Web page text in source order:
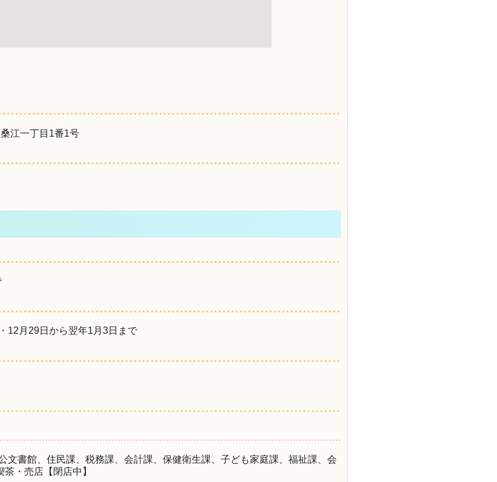
江一丁目1番1号
12月29日から翌年1月3日まで
文書館、住民課、税務課、会計課、保健衛生課、子ども家庭課、福祉課、会
・売店【閉店中】